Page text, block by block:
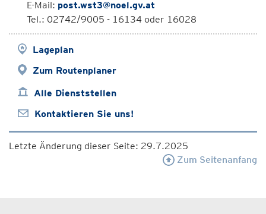
E-Mail: post.wst3@noel.gv.at
Tel.: 02742/9005 - 16134 oder 16028
Lageplan
Zum Routenplaner
Alle Dienststellen
Kontaktieren Sie uns!
Letzte Änderung dieser Seite: 29.7.2025
Zum Seitenanfang